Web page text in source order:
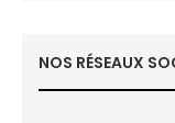
NOS RÉSEAUX